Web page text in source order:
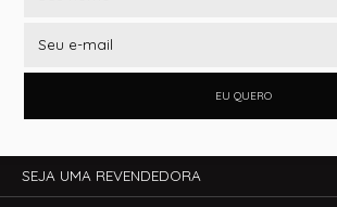
EU QUERO
SEJA UMA REVENDEDORA